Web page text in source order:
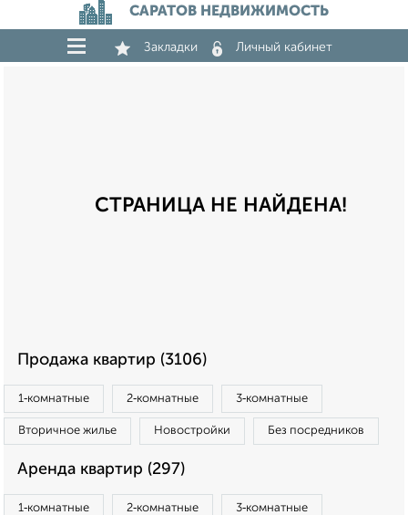
САРАТОВ НЕДВИЖИМОСТЬ
Закладки Личный кабинет
СТРАНИЦА НЕ НАЙДЕНА!
Продажа квартир (3106)
1‑комнатные 2‑комнатные 3‑комнатные
Вторичное жилье Новостройки Без посредников
Аренда квартир (297)
1‑комнатные 2‑комнатные 3‑комнатные